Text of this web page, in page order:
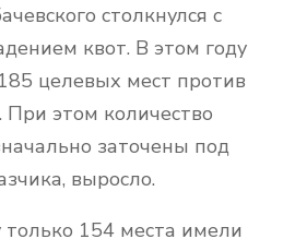
столкнулся с
квот. В этом году
целевых мест против
При этом количество
заточены под
выросло.
154 места имели